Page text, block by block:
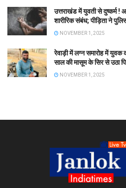
उत्तराखंड में युवती से दुष्कर्म !
शारीरिक संबंध; पीड़िता ने
NOVEMBER 1, 2025
रेवाड़ी में लग्न समारोह में युवक
साल की मासूम के सिर से उठा
NOVEMBER 1, 2025